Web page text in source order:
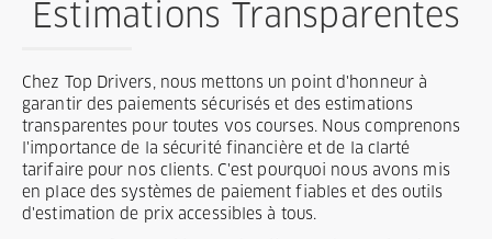
Estimations Transparentes
Chez Top Drivers, nous mettons un point d'honneur à
garantir des paiements sécurisés et des estimations
transparentes pour toutes vos courses. Nous comprenons
l'importance de la sécurité financière et de la clarté
tarifaire pour nos clients. C'est pourquoi nous avons mis
en place des systèmes de paiement fiables et des outils
d'estimation de prix accessibles à tous.